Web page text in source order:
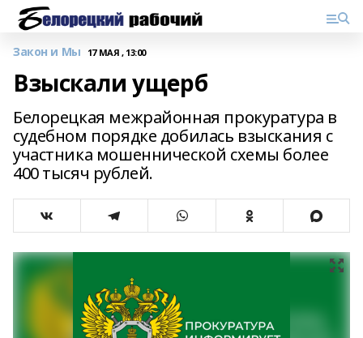
Закон и Мы 17 МАЯ , 13:00
Взыскали ущерб
Белорецкая межрайонная прокуратура в
судебном порядке добилась взыскания с
участника мошеннической схемы более
400 тысяч рублей.